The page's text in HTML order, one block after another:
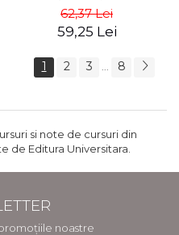
Sinek
62,37 Lei
59,25 Lei
1 2 3 ... 8
si note de cursuri din
de Editura Universitara.
noastre